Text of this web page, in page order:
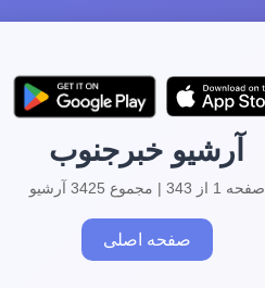
آرشیو خبرجنوب
صفحه 1 از 343 | مجموع 3425 آرشیو
صفحه اصلی